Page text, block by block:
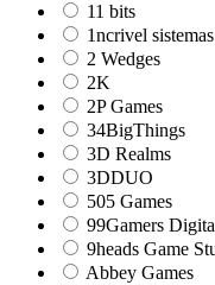
11 bits
1ncrivel sistemas
2 Wedges
2K
2P Games
34BigThings
3D Realms
3DDUO
505 Games
99Gamers
9heads Game
Abbey Games